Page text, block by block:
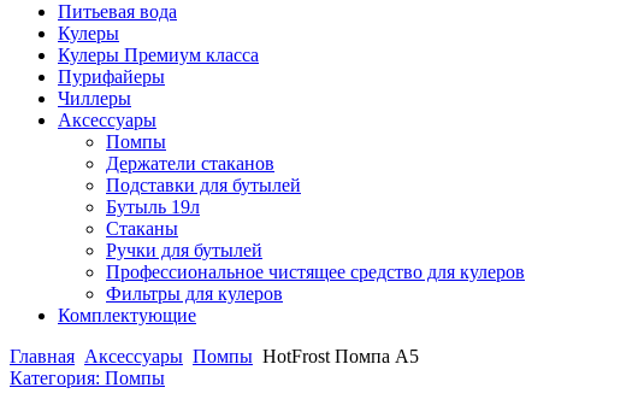
Питьевая вода
Кулеры
Кулеры Премиум класса
Пурифайеры
Чиллеры
Аксессуары
Помпы
Держатели стаканов
Подставки для бутылей
Бутыль 19л
Стаканы
Ручки для бутылей
Профессиональное чистящее средство для кулеров
Фильтры для кулеров
Комплектующие
Главная Аксессуары Помпы HotFrost Помпа A5
Категория: Помпы